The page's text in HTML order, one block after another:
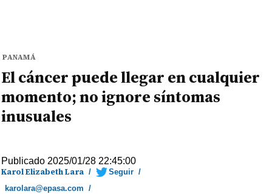
PANAMÁ
El cáncer puede llegar en cualquier
momento; no ignore síntomas
inusuales
Publicado 2025/01/28 22:45:00
Karol Elizabeth Lara / Seguir /
karolara@epasa.com /